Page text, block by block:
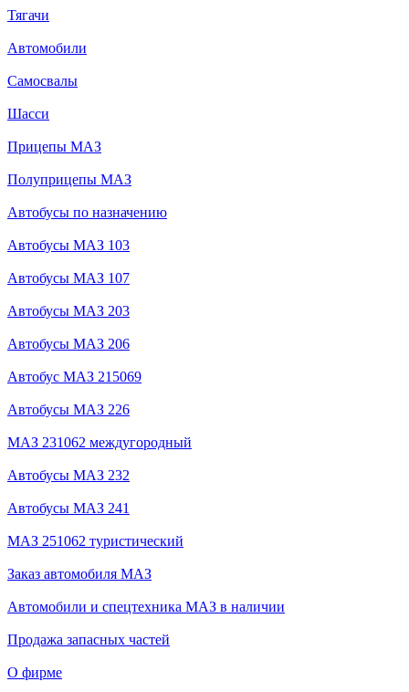
Тягачи
Автомобили
Самосвалы
Шасси
Прицепы МАЗ
Полуприцепы МАЗ
Автобусы по назначению
Автобусы МАЗ 103
Автобусы МАЗ 107
Автобусы МАЗ 203
Автобусы МАЗ 206
Автобус МАЗ 215069
Автобусы МАЗ 226
МАЗ 231062 междугородный
Автобусы МАЗ 232
Автобусы МАЗ 241
МАЗ 251062 туристический
Заказ автомобиля МАЗ
Автомобили и спецтехника МАЗ в наличии
Продажа запасных частей
О фирме